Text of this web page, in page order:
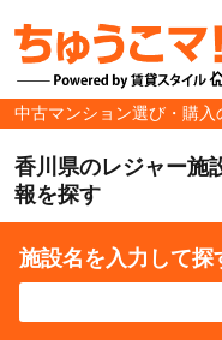
中古マンション選び・購入
香川県のレジャー施
報を探す
施設名を入力して探